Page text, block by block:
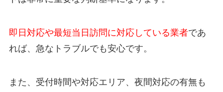
即日対応や最短当日訪問に対応している業者であ
れば、急なトラブルでも安心です。
また、受付時間や対応エリア、夜間対応の有無も